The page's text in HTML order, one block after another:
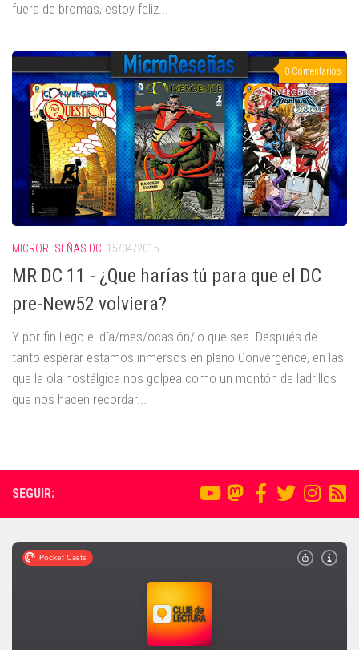
fuera de bromas, estoy feliz...
0 Comentarios
MICRORESEÑAS DC 15/04/2015
MR DC 11 - ¿Que harías tú para que el DC
pre-New52 volviera?
Y por fin llego el día/mes/ocasión/lo que sea. Después de
tanto esperar estamos inmersos en pleno Convergence, en las
que la ola nostálgica nos golpea como un montón de ladrillos
que nos hacen recordar...
SEGUIR: